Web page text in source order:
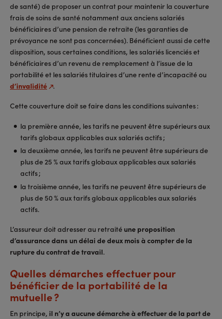
de santé) de proposer un contrat pour maintenir la couverture
frais de soins de santé notamment aux anciens salariés
bénéficiaires d’une pension de retraite (les garanties de
prévoyance ne sont pas concernées). Bénéficient aussi de cette
disposition, sous certaines conditions, les salariés licenciés et
bénéficiaires d’un revenu de remplacement à l’issue de la
portabilité et les salariés titulaires d’une rente d’incapacité ou
d’invalidité .
Cette couverture doit se faire dans les conditions suivantes :
la première année, les tarifs ne peuvent être supérieurs aux
tarifs globaux applicables aux salariés actifs ;
la deuxième année, les tarifs ne peuvent être supérieurs de
plus de 25 % aux tarifs globaux applicables aux salariés
actifs ;
la troisième année, les tarifs ne peuvent être supérieurs de
plus de 50 % aux tarifs globaux applicables aux salariés
actifs.
L’assureur doit adresser au retraité une proposition
d’assurance dans un délai de deux mois à compter de la
rupture du contrat de travail.
Quelles démarches effectuer pour
bénéficier de la portabilité de la
mutuelle ?
En principe, il n’y a aucune démarche à effectuer de la part de